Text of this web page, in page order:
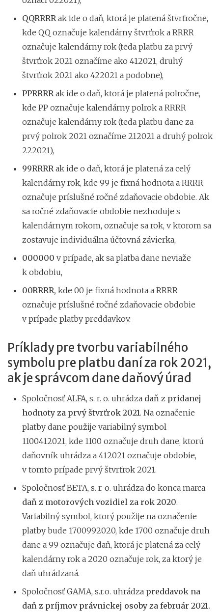
QQRRRR ak ide o daň, ktorá je platená štvrťročne,
kde QQ označuje kalendárny štvrťrok a RRRR
označuje kalendárny rok (teda platbu za prvý
štvrťrok 2021 označíme ako 412021, druhý
štvrťrok 2021 ako 422021 a podobne),
PPRRRR ak ide o daň, ktorá je platená polročne,
kde PP označuje kalendárny polrok a RRRR
označuje kalendárny rok (teda platbu dane za
prvý polrok 2021 označíme 212021 a druhý polrok
222021),
99RRRR ak ide o daň, ktorá je platená za celý
kalendárny rok, kde 99 je fixná hodnota a RRRR
označuje príslušné ročné zdaňovacie obdobie. Ak
sa ročné zdaňovacie obdobie nezhoduje s
kalendárnym rokom, označuje sa rok, v ktorom sa
zostavuje individuálna účtovná závierka,
000000 v prípade, ak sa platba dane neviaže
k obdobiu,
00RRRR, kde 00 je fixná hodnota a RRRR
označuje príslušné ročné zdaňovacie obdobie
v prípade platby preddavkov.
Príklady pre tvorbu variabilného
symbolu pre platbu daní za rok 2021,
ak je správcom dane daňový úrad
Spoločnosť ALFA, s. r. o. uhrádza daň z pridanej
hodnoty za prvý štvrťrok 2021. Na označenie
platby dane použije variabilný symbol
1100412021, kde 1100 označuje druh dane, ktorú
daňovník uhrádza a 412021 označuje obdobie,
v tomto prípade prvý štvrťrok 2021.
Spoločnosť BETA, s. r. o. uhrádza do konca marca
daň z motorových vozidiel za rok 2020.
Variabilný symbol, ktorý použije na označenie
platby bude 1700992020, kde 1700 označuje druh
dane a 99 označuje daň, ktorá je platená za celý
kalendárny rok a 2020 označuje rok, za ktorý je
daň uhrádzaná.
Spoločnosť GAMA, s.r.o. uhrádza preddavok na
daň z príjmov právnickej osoby za február 2021.